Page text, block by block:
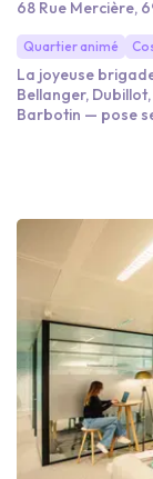
68 Rue Mercière,
Quartier animé
La joyeuse
Bellanger,
Barbotin — pose
68 rue Mercière,
qu’elle aiguise
frotter aux
saucisson brioch